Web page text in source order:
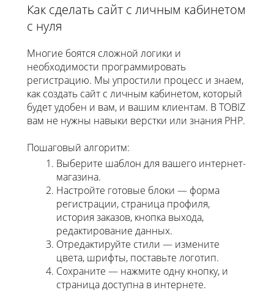
Как сделать сайт с личным кабинетом
с нуля
Многие боятся сложной логики и
необходимости программировать
регистрацию. Мы упростили процесс и знаем,
как создать сайт с личным кабинетом, который
будет удобен и вам, и вашим клиентам. В TOBIZ
вам не нужны навыки верстки или знания PHP.
Пошаговый алгоритм:
Выберите шаблон для вашего интернет-
магазина.
Настройте готовые блоки — форма
регистрации, страница профиля,
история заказов, кнопка выхода,
редактирование данных.
Отредактируйте стили — измените
цвета, шрифты, поставьте логотип.
Сохраните — нажмите одну кнопку, и
страница доступна в интернете.